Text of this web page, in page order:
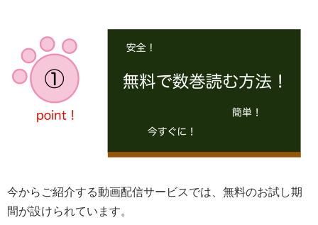
今からご紹介する動画配信サービスでは、無料のお試し期
間が設けられています。